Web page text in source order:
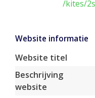
/kites/
Website informatie
Website titel
Beschrijving
website